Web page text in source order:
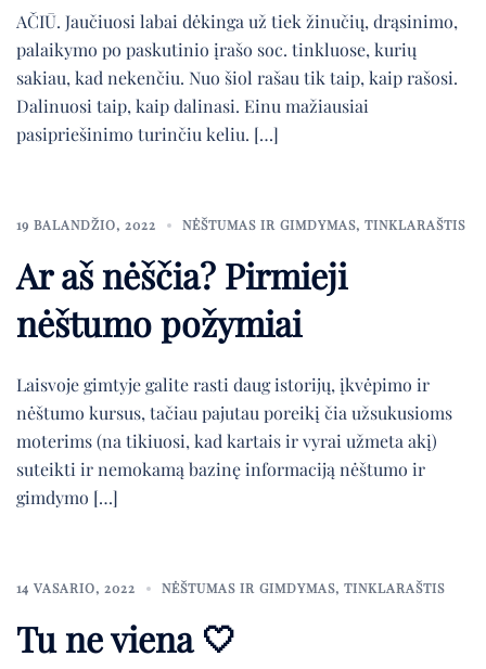
AČIŪ. Jaučiuosi labai dėkinga už tiek žinučių, drąsinimo,
palaikymo po paskutinio įrašo soc. tinkluose, kurių
sakiau, kad nekenčiu. Nuo šiol rašau tik taip, kaip rašosi.
Dalinuosi taip, kaip dalinasi. Einu mažiausiai
pasipriešinimo turinčiu keliu. […]
19 BALANDŽIO, 2022 NĖŠTUMAS IR GIMDYMAS, TINKLARAŠTIS
Ar aš nėščia? Pirmieji
nėštumo požymiai
Laisvoje gimtyje galite rasti daug istorijų, įkvėpimo ir
nėštumo kursus, tačiau pajutau poreikį čia užsukusioms
moterims (na tikiuosi, kad kartais ir vyrai užmeta akį)
suteikti ir nemokamą bazinę informaciją nėštumo ir
gimdymo […]
14 VASARIO, 2022 NĖŠTUMAS IR GIMDYMAS, TINKLARAŠTIS
Tu ne viena 🤍